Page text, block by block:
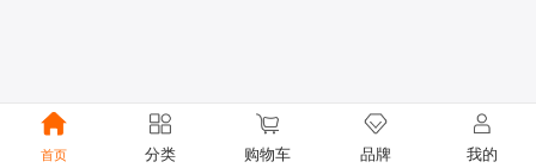
首页 分类 购物车 品牌 我的
0.049266s